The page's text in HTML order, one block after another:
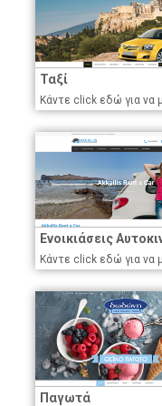
Ταξί
Κάντε click εδώ για να
Ενοικιάσεις
Κάντε click εδώ για να
Παγωτά